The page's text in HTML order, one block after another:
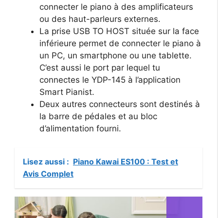
connecter le piano à des amplificateurs
ou des haut-parleurs externes.
La prise USB TO HOST située sur la face
inférieure permet de connecter le piano à
un PC, un smartphone ou une tablette.
C’est aussi le port par lequel tu
connectes le YDP-145 à l’application
Smart Pianist.
Deux autres connecteurs sont destinés à
la barre de pédales et au bloc
d’alimentation fourni.
Lisez aussi : Piano Kawai ES100 : Test et
Avis Complet